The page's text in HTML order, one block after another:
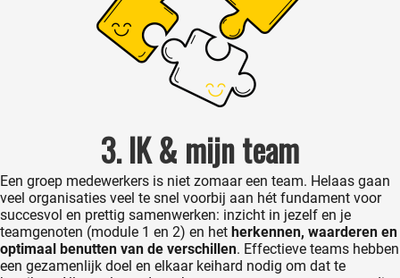
3. IK & mijn team
Een groep medewerkers is niet zomaar een team. Helaas gaan
veel organisaties veel te snel voorbij aan hét fundament voor
succesvol en prettig samenwerken: inzicht in jezelf en je
teamgenoten (module 1 en 2) en het herkennen, waarderen en
optimaal benutten van de verschillen. Effectieve teams hebben
een gezamenlijk doel en elkaar keihard nodig om dat te